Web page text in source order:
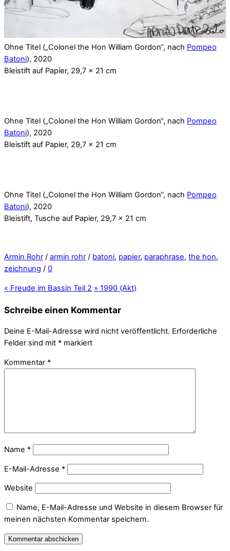
Ohne Titel („Colonel the Hon William Gordon“, nach Pompeo
Batoni), 2020
Bleistift auf Papier, 29,7 x 21 cm
Ohne Titel („Colonel the Hon William Gordon“, nach Pompeo
Batoni), 2020
Bleistift auf Papier, 29,7 x 21 cm
Ohne Titel („Colonel the Hon William Gordon“, nach Pompeo
Batoni), 2020
Bleistift, Tusche auf Papier, 29,7 x 21 cm
Armin Rohr / armin rohr / batoni, papier, paraphrase, the hon,
zeichnung / 0
« Freude im Bassin Teil 2 » 1990 (Akt)
Schreibe einen Kommentar
Deine E-Mail-Adresse wird nicht veröffentlicht. Erforderliche
Felder sind mit * markiert
Kommentar *
Name *
E-Mail-Adresse *
Website
Name, E-Mail-Adresse und Website in diesem Browser für
meinen nächsten Kommentar speichern.